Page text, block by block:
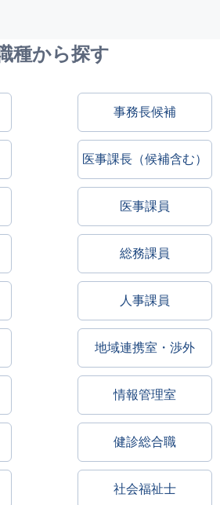
種から探す
事務長候補
医事課長（候補含む）
医事課員
総務課員
人事課員
地域連携室・渉外
情報管理室
健診総合職
社会福祉士